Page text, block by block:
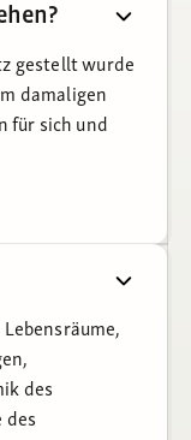
gestellt wurde
damaligen
für sich und
des
des